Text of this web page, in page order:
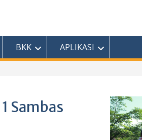
BKK APLIKASI
Sambas